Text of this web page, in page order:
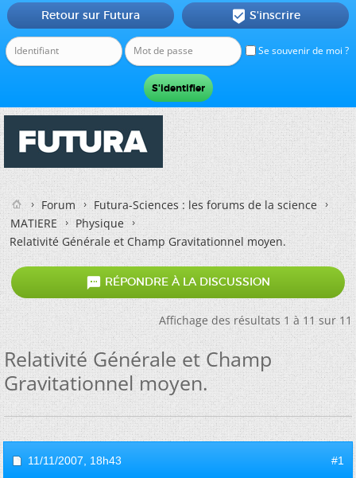
Se souvenir de moi ?
Retour sur Futura  S'inscrire
Forum
Futura-Sciences : les forums de la science
MATIERE
Physique
Relativité Générale et Champ Gravitationnel moyen.
 RÉPONDRE À LA DISCUSSION
Affichage des résultats 1 à 11 sur 11
Relativité Générale et Champ
Gravitationnel moyen.
11/11/2007, 18h43 #1